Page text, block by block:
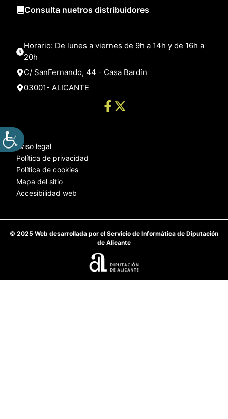
Consulta nuetros distribuidores
Horario: De lunes a viernes de 9h a 14h y de 16h a
20h
C/ SanFernando, 44 - Casa Bardín
03001- ALICANTE
Aviso legal
Política de privacidad
Política de cookies
Mapa del sitio
Accesibilidad web
© 2025 Web desarrollada por el Servicio de Informática de Diputación
de Alicante